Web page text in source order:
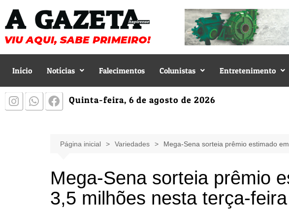
Início Notícias Falecimentos Colunistas Entretenimento
Quinta-feira, 6 de agosto de 2026
Página inicial Variedades Mega-Sena sorteia prêmio estimado
Mega-Sena sorteia prêmio
3,5 milhões nesta terça-feira